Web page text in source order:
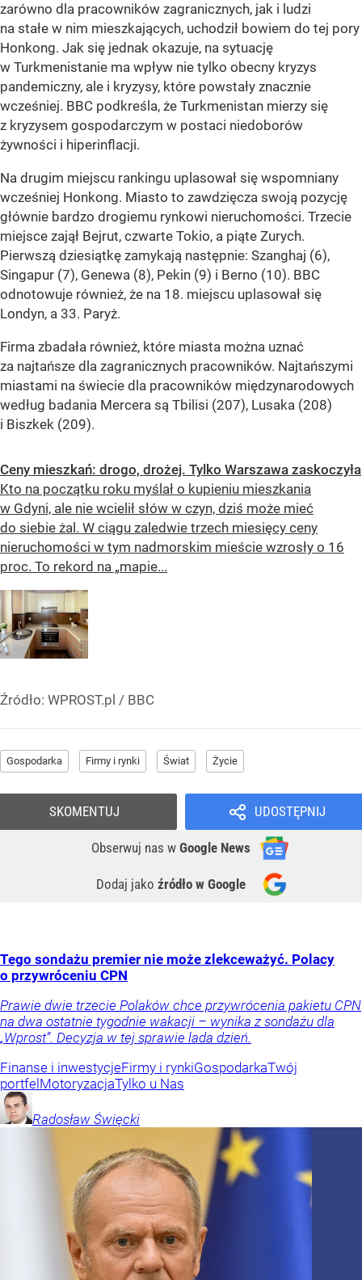
zarówno dla pracowników zagranicznych, jak i ludzi
na stałe w nim mieszkających, uchodził bowiem do tej pory
Honkong. Jak się jednak okazuje, na sytuację
w Turkmenistanie ma wpływ nie tylko obecny kryzys
pandemiczny, ale i kryzysy, które powstały znacznie
wcześniej. BBC podkreśla, że Turkmenistan mierzy się
z kryzysem gospodarczym w postaci niedoborów
żywności i hiperinflacji.
Na drugim miejscu rankingu uplasował się wspomniany
wcześniej Honkong. Miasto to zawdzięcza swoją pozycję
głównie bardzo drogiemu rynkowi nieruchomości. Trzecie
miejsce zajął Bejrut, czwarte Tokio, a piąte Zurych.
Pierwszą dziesiątkę zamykają następnie: Szanghaj (6),
Singapur (7), Genewa (8), Pekin (9) i Berno (10). BBC
odnotowuje również, że na 18. miejscu uplasował się
Londyn, a 33. Paryż.
Firma zbadała również, które miasta można uznać
za najtańsze dla zagranicznych pracowników. Najtańszymi
miastami na świecie dla pracowników międzynarodowych
według badania Mercera są Tbilisi (207), Lusaka (208)
i Biszkek (209).
Ceny mieszkań: drogo, drożej. Tylko Warszawa zaskoczyła
Kto na początku roku myślał o kupieniu mieszkania
w Gdyni, ale nie wcielił słów w czyn, dziś może mieć
do siebie żal. W ciągu zaledwie trzech miesięcy ceny
nieruchomości w tym nadmorskim mieście wzrosły o 16
proc. To rekord na „mapie...
Źródło: WPROST.pl / BBC
Gospodarka Firmy i rynki Świat Życie
UDOSTĘPNIJ
Obserwuj nas w Google News
Dodaj jako źródło w Google
SKOMENTUJ
Tego sondażu premier nie może zlekceważyć. Polacy
o przywróceniu CPN
Prawie dwie trzecie Polaków chce przywrócenia pakietu CPN
na dwa ostatnie tygodnie wakacji – wynika z sondażu dla
„Wprost”. Decyzja w tej sprawie lada dzień.
Finanse i inwestycjeFirmy i rynkiGospodarkaTwój
portfel MotoryzacjaTylko u Nas
Radosław Święcki